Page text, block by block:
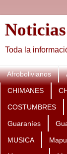
Toda la
Afrobolivianos
CHIMANES
COSTUMBRES
Guaraníes
MUSICA